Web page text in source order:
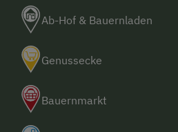
Ab-Hof & Bauernladen
Genussecke
Bauernmarkt